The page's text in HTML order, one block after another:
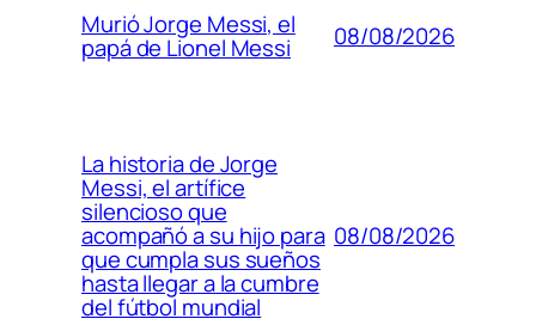
Murió Jorge Messi, el
papá de Lionel Messi 08/08/2026
La historia de Jorge
Messi, el artífice
silencioso que
acompañó a su hijo para
que cumpla sus sueños
hasta llegar a la cumbre
del fútbol mundial
08/08/2026